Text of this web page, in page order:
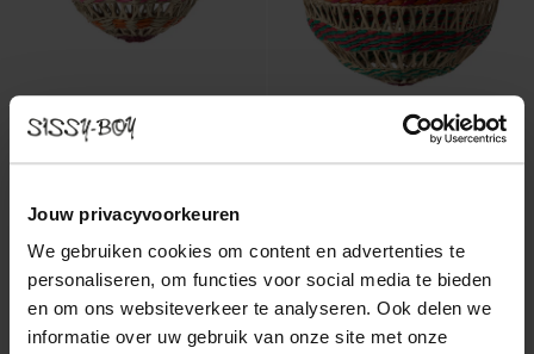
Jouw privacyvoorkeuren
We gebruiken cookies om content en advertenties te
personaliseren, om functies voor social media te bieden
en om ons websiteverkeer te analyseren. Ook delen we
informatie over uw gebruik van onze site met onze
Multicolour lampion small
27.9922.39
Multicolour lampion medium
34.9927.99